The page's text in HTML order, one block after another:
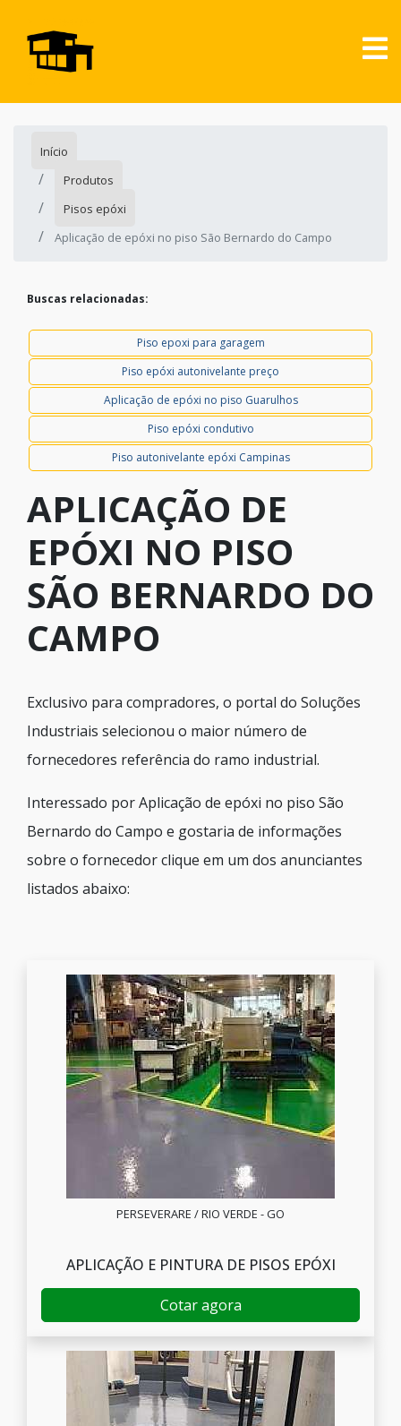
Início
Produtos
Pisos epóxi
Aplicação de epóxi no piso São Bernardo do Campo
Buscas relacionadas:
Piso epoxi para garagem
Piso epóxi autonivelante preço
Aplicação de epóxi no piso Guarulhos
Piso epóxi condutivo
Piso autonivelante epóxi Campinas
APLICAÇÃO DE
EPÓXI NO PISO
SÃO BERNARDO DO
CAMPO
Exclusivo para compradores, o portal do Soluções
Industriais selecionou o maior número de
fornecedores referência do ramo industrial.
Interessado por Aplicação de epóxi no piso São
Bernardo do Campo e gostaria de informações
sobre o fornecedor clique em um dos anunciantes
listados abaixo:
PERSEVERARE / RIO VERDE - GO
APLICAÇÃO E PINTURA DE PISOS EPÓXI
Cotar agora